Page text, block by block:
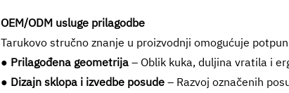
OEM/ODM usluge prilagodbe
Tarukovo stručno znanje u proizvodnji omogućuje
● Prilagođena geometrija – Oblik kuka, duljina vratila i
● Dizajn sklopa i izvedbe posude – Razvoj označenih